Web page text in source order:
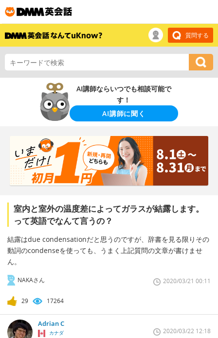
質問する
AI講師ならいつでも相談可能で
す！
AI講師に聞く
室内と室外の温度差によってガラスが結露します。
って英語でなんて言うの？
結露はdue condensationだと思うのですが、辞書を見る限りその
動詞のcondenseを使っても、うまく上記質問の文章が書けませ
ん。
NAKAさん 2020/03/21 00:11
29 17264
Adrian C
カナダ 2020/03/22 12:18